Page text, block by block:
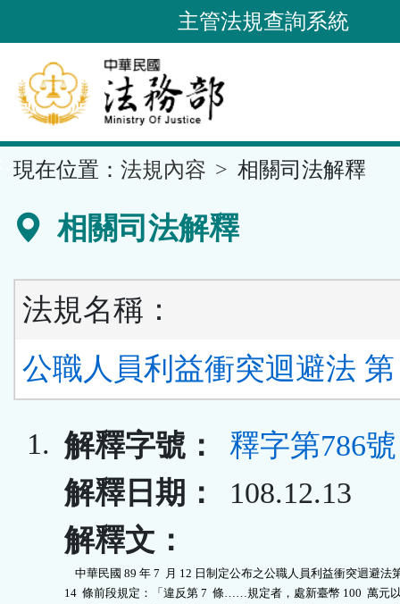
到
要
內
容
區
主管法規查詢系統
現在位置： 法規內容 相關司法解釋
相關司法解釋
法規名稱：
公職人員利益衝突迴避法 第
1. 解釋字號：
釋字第786號
解釋日期：
108.12.13
解釋文：
中華民國 89 年 7  月 12 日制定公布之公職人員利益衝突迴避法
14  條前段規定：「違反第 7  條……規定者，處新臺幣 100  萬元